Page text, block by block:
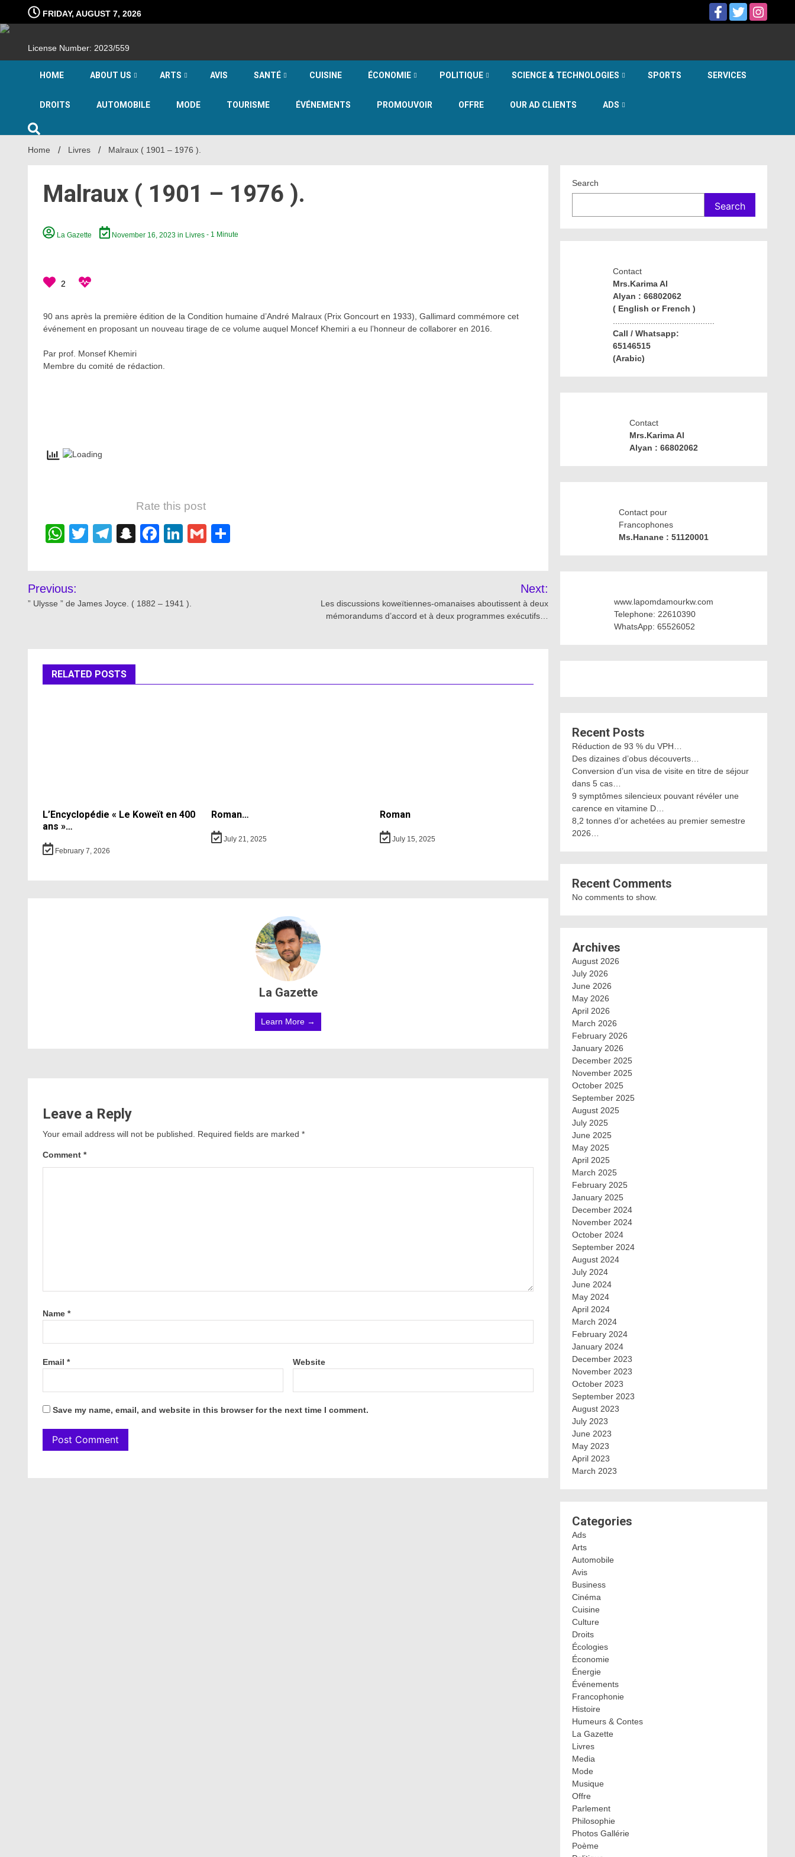
content
FRIDAY, AUGUST 7, 2026
License Number: 2023/559
HOME ABOUT US ARTS AVIS SANTÉ CUISINE ÉCONOMIE POLITIQUE SCIENCE & TECHNOLOGIES SPORTS SERVICES
DROITS AUTOMOBILE MODE TOURISME ÉVÉNEMENTS PROMOUVOIR OFFRE OUR AD CLIENTS ADS
Home Livres Malraux ( 1901 – 1976 ).
Malraux ( 1901 – 1976 ).
La Gazette November 16, 2023in Livres - 1 Minute
2
90 ans après la première édition de la Condition humaine d’André Malraux (Prix Goncourt en 1933), Gallimard commémore cet
événement en proposant un nouveau tirage de ce volume auquel Moncef Khemiri a eu l’honneur de collaborer en 2016.
Par prof. Monsef Khemiri
Membre du comité de rédaction.
Rate this post
WhatsApp
Twitter
Telegram
Snapchat
Facebook
LinkedIn
Gmail
Post
navigation
Previous:
” Ulysse ” de James Joyce. ( 1882 – 1941 ).
Next:
Les discussions koweïtiennes-omanaises aboutissent à deux
mémorandums d’accord et à deux programmes exécutifs…
RELATED POSTS
L’Encyclopédie « Le Koweït en 400
ans »…
February 7, 2026
Roman…
July 21, 2025
Roman
July 15, 2025
La Gazette
Learn More →
Leave a Reply
Your email address will not be published. Required fields are marked *
Comment *
Name *
Email * Website
Save my name, email, and website in this browser for the next time I comment.
Search
Search
Contact
Mrs.Karima Al
Alyan : 66802062
( English or French )
...........................................
Call / Whatsapp:
65146515
(Arabic)
Contact
Mrs.Karima Al
Alyan : 66802062
Contact pour
Francophones
Ms.Hanane : 51120001
www.lapomdamourkw.com
Telephone: 22610390
WhatsApp: 65526052
Recent Posts
Réduction de 93 % du VPH…
Des dizaines d’obus découverts…
Conversion d’un visa de visite en titre de séjour
dans 5 cas…
9 symptômes silencieux pouvant révéler une
carence en vitamine D…
8,2 tonnes d’or achetées au premier semestre
2026…
Recent Comments
No comments to show.
Archives
August 2026
July 2026
June 2026
May 2026
April 2026
March 2026
February 2026
January 2026
December 2025
November 2025
October 2025
September 2025
August 2025
July 2025
June 2025
May 2025
April 2025
March 2025
February 2025
January 2025
December 2024
November 2024
October 2024
September 2024
August 2024
July 2024
June 2024
May 2024
April 2024
March 2024
February 2024
January 2024
December 2023
November 2023
October 2023
September 2023
August 2023
July 2023
June 2023
May 2023
April 2023
March 2023
Categories
Ads
Arts
Automobile
Avis
Business
Cinéma
Cuisine
Culture
Droits
Écologies
Économie
Énergie
Événements
Francophonie
Histoire
Humeurs & Contes
La Gazette
Livres
Media
Mode
Musique
Offre
Parlement
Philosophie
Photos Gallérie
Poème